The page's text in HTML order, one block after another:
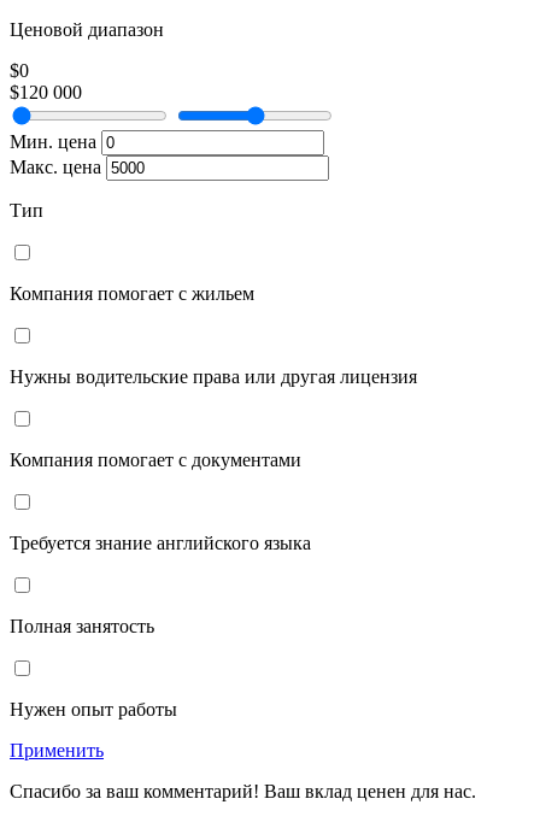
Ценовой диапазон
$0
$120 000
Мин. цена
Макс. цена
Тип
Компания помогает с жильем
Нужны водительские права или другая лицензия
Компания помогает с документами
Требуется знание английского языка
Полная занятость
Нужен опыт работы
Применить
Спасибо за ваш комментарий! Ваш вклад ценен для нас.